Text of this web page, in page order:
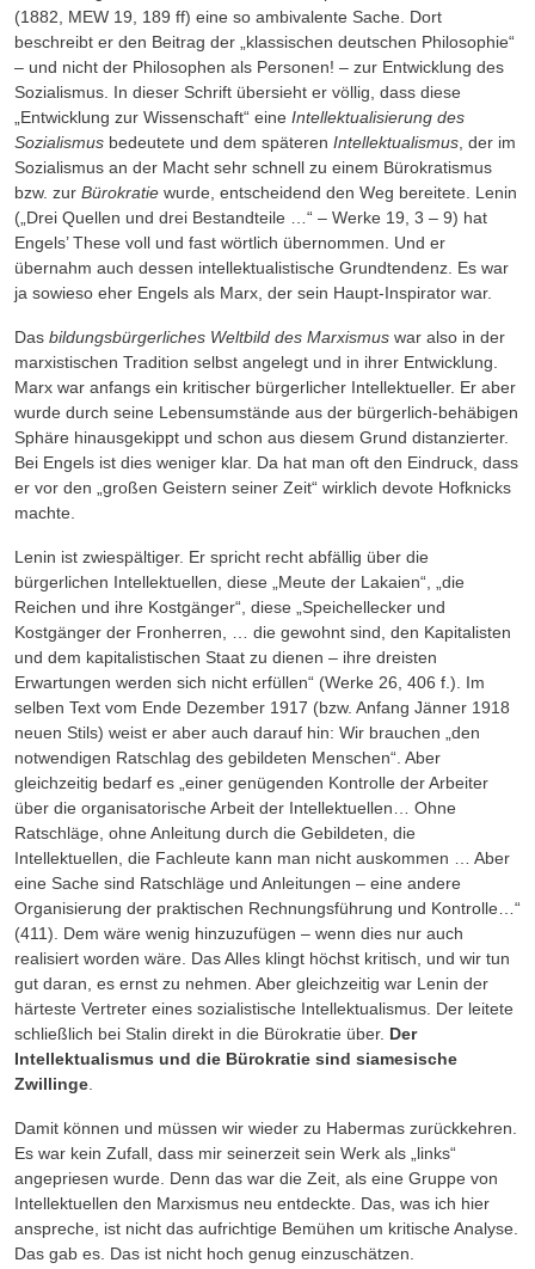
(1882, MEW 19, 189 ff) eine so ambivalente Sache. Dort
beschreibt er den Beitrag der „klassischen deutschen Philosophie“
– und nicht der Philosophen als Personen! – zur Entwick­lung des
Sozialismus. In dieser Schrift übersieht er völlig, dass diese
„Entwicklung zur Wissen­schaft“ eine Intellektualisierung des
Sozialismus bedeutete und dem späteren Intellektualismus , der im
Sozialismus an der Macht sehr schnell zu einem Bürokratismus
bzw. zur Bürokratie wurde, entscheidend den Weg bereitete. Lenin
(„Drei Quellen und drei Bestandteile …“ – Werke 19, 3 – 9) hat
Engels’ These voll und fast wörtlich übernommen. Und er
übernahm auch dessen intellektualistische Grundtendenz. Es war
ja sowieso eher Engels als Marx, der sein Haupt-Inspirator war.
Das bildungsbürgerliches Weltbild des Marxismus war also in der
marxistischen Tradition selbst angelegt und in ihrer Entwicklung.
Marx war anfangs ein kritischer bürgerlicher Intellektueller. Er aber
wurde durch seine Lebensumstände aus der bürgerlich-behäbigen
Sphäre hinausgekippt und schon aus diesem Grund distanzierter.
Bei Engels ist dies weniger klar. Da hat man oft den Eindruck, dass
er vor den „großen Geistern seiner Zeit“ wirklich devote Hofknicks
machte.
Lenin ist zwiespältiger. Er spricht recht abfällig über die
bürgerlichen Intellektuellen, diese „Meute der Lakaien“, „die
Reichen und ihre Kostgänger“, diese „Speichellecker und
Kostgänger der Fronherren, … die gewohnt sind, den Kapitalisten
und dem kapitalistischen Staat zu dienen – ihre dreisten
Erwartungen werden sich nicht erfüllen“ (Werke 26, 406 f.). Im
selben Text vom Ende Dezember 1917 (bzw. Anfang Jänner 1918
neuen Stils) weist er aber auch darauf hin: Wir brauchen „den
notwendigen Ratschlag des gebildeten Menschen“. Aber
gleichzeitig bedarf es „einer genügenden Kontrolle der Arbeiter
über die organisatorische Arbeit der Intellektuellen… Ohne
Ratschläge, ohne Anleitung durch die Gebildeten, die
Intellektuellen, die Fachleute kann man nicht auskommen … Aber
eine Sache sind Ratschläge und Anleitungen – eine andere
Organisierung der praktischen Rechnungsführung und Kontrolle…“
(411). Dem wäre wenig hinzuzufügen – wenn dies nur auch
realisiert worden wäre. Das Alles klingt höchst kritisch, und wir tun
gut daran, es ernst zu nehmen. Aber gleichzeitig war Lenin der
härteste Vertreter eines sozialistische Intellektualismus. Der leitete
schließlich bei Stalin direkt in die Bürokratie über. Der
Intellektualismus und die Bürokratie sind siamesische
Zwillinge
Damit können und müssen wir wieder zu Habermas zurückkehren.
Es war kein Zufall, dass mir seinerzeit sein Werk als „links“
angepriesen wurde. Denn das war die Zeit, als eine Gruppe von
Intellektuellen den Marxismus neu entdeckte. Das, was ich hier
anspreche, ist nicht das auf­richtige Bemühen um kritische Analyse.
Das gab es. Das ist nicht hoch genug einzuschätzen.